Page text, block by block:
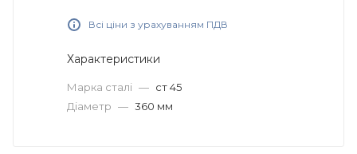
Всі ціни з урахуванням ПДВ
Характеристики
Марка сталі — ст 45
Діаметр — 360 мм